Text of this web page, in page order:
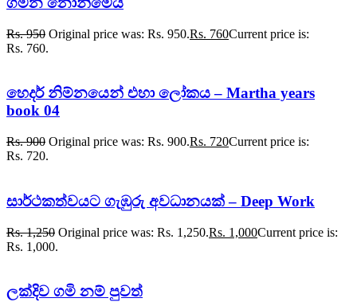
Rs.950 Original price was: Rs. 950.Rs. 760Current price is:
Rs. 760.
හෙදර් නිම්නයෙන් එහා ලෝකය – Martha years
book 04
Rs.900 Original price was: Rs. 900.Rs. 720Current price is:
Rs. 720.
සාර්ථකත්වයට ගැඹුරු අවධානයක් – Deep Work
Rs.1,250 Original price was: Rs. 1,250.Rs. 1,000Current price is:
Rs. 1,000.
ලක්දිව ගමි නම් පුවත්